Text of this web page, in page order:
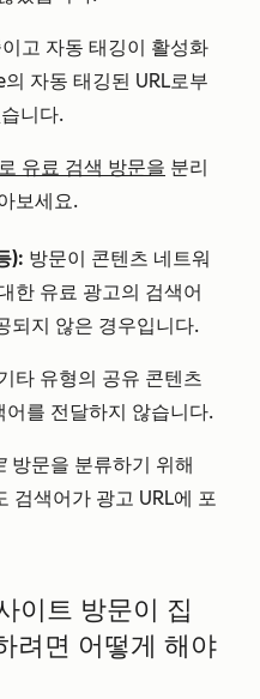
고 자동 태깅이 활성화
자동 태깅된 URL로부
니다.
유료 검색 방문을 분리
보세요.
): 방문이 콘텐츠 네트워
한 유료 광고의 검색어
되지 않은 경우입니다.
타 유형의 공유 콘텐츠
어를 전달하지 않습니다.
방문을 분류하기 위해
검색어가 광고 URL에 포
이트 방문이 집
려면 어떻게 해야